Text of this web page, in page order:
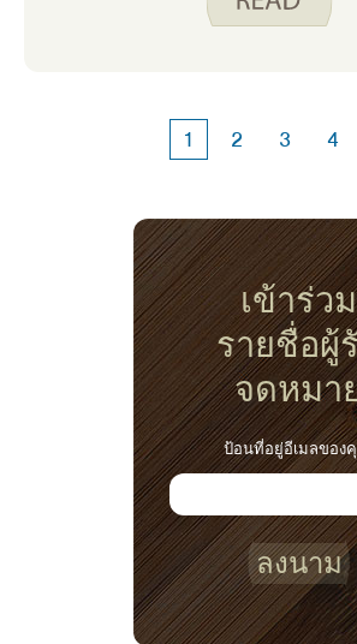
ประสบการณ์ของขนมทั้งห
1 2 3 4
เข้าร่วม
รายชื่อผู้
จดหมา
ป้อนที่อยู่อีเมลของ
ลงนาม